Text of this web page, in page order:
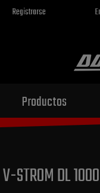
Registrarse
Productos
V-STROM DL